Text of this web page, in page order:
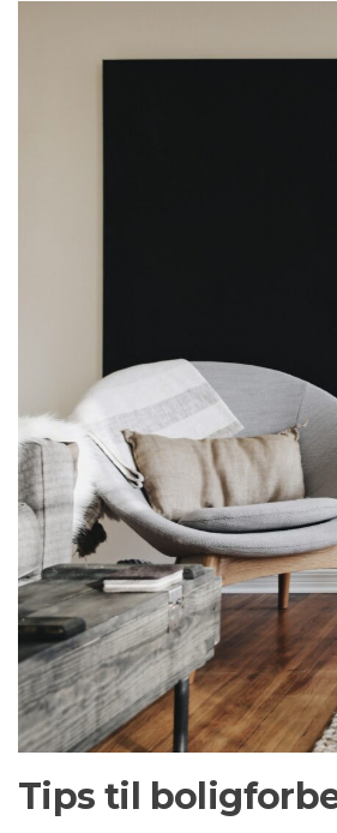
Tips til